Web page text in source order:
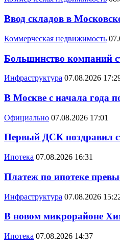
Ввод складов в
Коммерческая недвижимость
Большинство компаний
Инфраструктура 07.08.2026
В Москве с начала года
Официально 07.08.2026 17:01
Первый ДСК поздравил
Ипотека 07.08.2026 16:31
Платеж по ипотеке
Инфраструктура 07.08.2026
В новом микрорайоне
Ипотека 07.08.2026 14:37